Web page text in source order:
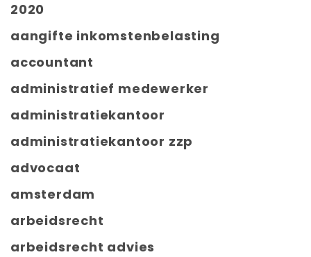
2020
aangifte inkomstenbelasting
accountant
administratief medewerker
administratiekantoor
administratiekantoor zzp
advocaat
amsterdam
arbeidsrecht
arbeidsrecht advies